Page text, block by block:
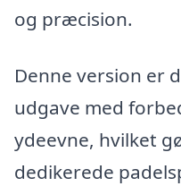
og præcision.
Denne version er
udgave med
ydeevne, hvilket
dedikerede